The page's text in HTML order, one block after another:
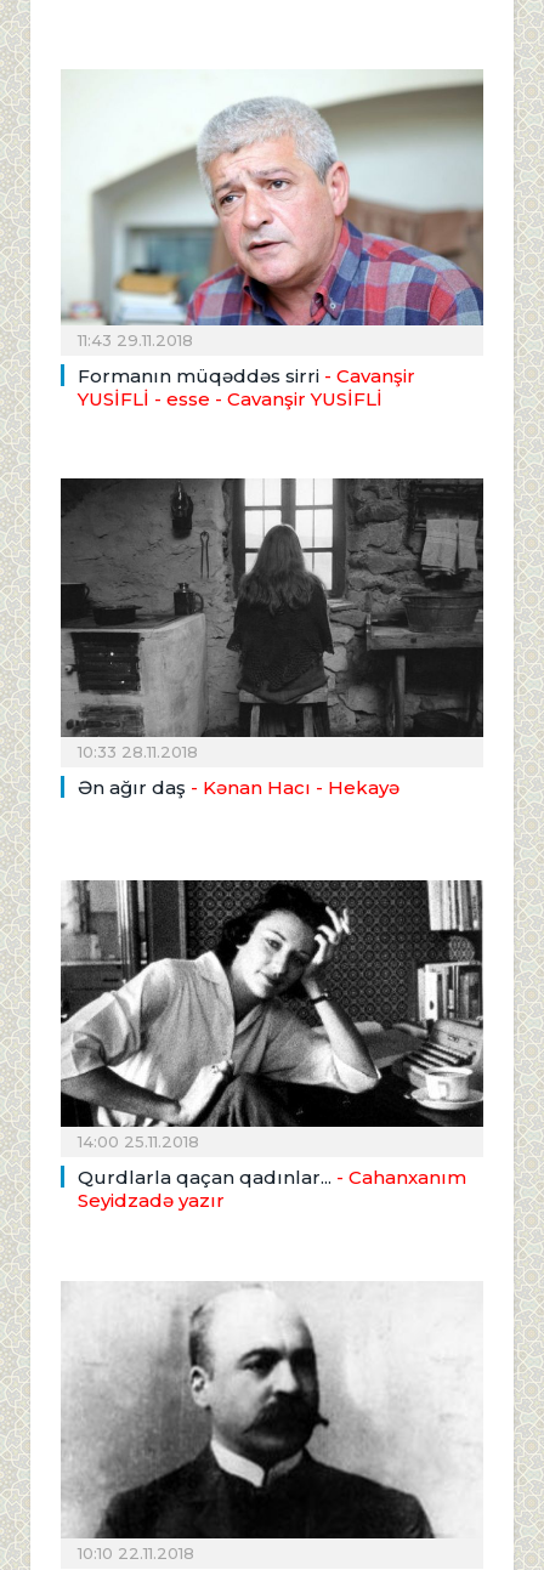
11:43 29.11.2018
Formanın müqəddəs sirri - Cavanşir
YUSİFLİ - esse - Cavanşir YUSİFLİ
10:33 28.11.2018
Ən ağır daş - Kənan Hacı - Hekayə
14:00 25.11.2018
Qurdlarla qaçan qadınlar... - Cahanxanım
Seyidzadə yazır
10:10 22.11.2018